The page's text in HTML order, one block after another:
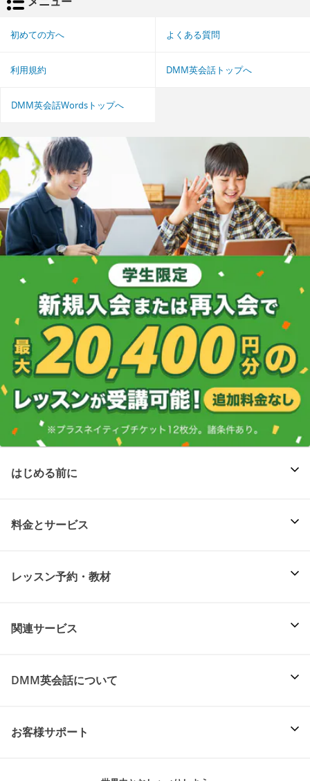
初めての方へ よくある質問
利用規約 DMM英会話トップへ
DMM英会話Wordsトップへ
はじめる前に
料金とサービス
レッスン予約・教材
関連サービス
DMM英会話について
お客様サポート